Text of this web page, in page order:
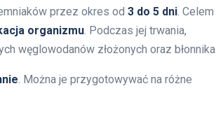
przez okres od 3 do 5 dni . Celem
organizmu . Podczas jej trwania,
węglowodanów złożonych oraz błonnika.
. Można je przygotowywać na różne